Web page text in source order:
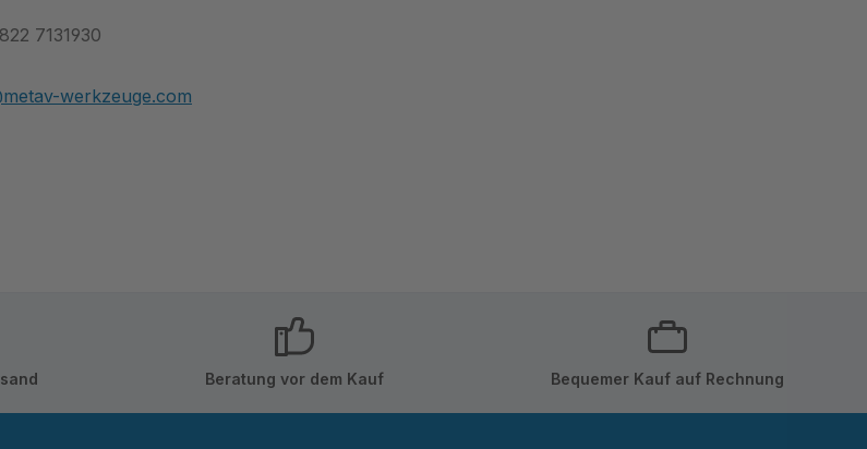
7131930
werkzeuge.com
Beratung vor dem Kauf Bequemer Kauf auf Rechnung